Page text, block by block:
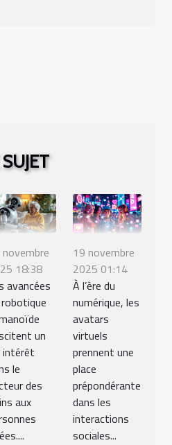
18:38
avancées
un
le
des
aux
19 novembre
2025 01:14
À l’ère du
numérique, les
avatars
virtuels
prennent une
place
prépondérante
dans les
interactions
sociales...